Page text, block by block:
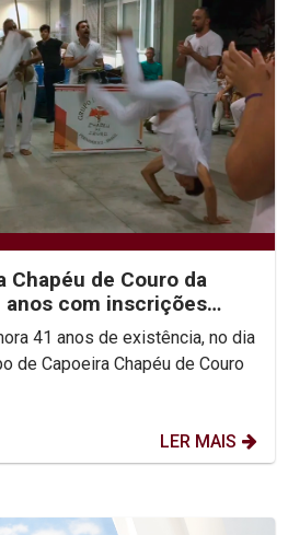
Chapéu de Couro da
anos com inscrições
turmas
41 anos de existência, no dia
de Capoeira Chapéu de Couro
LER MAIS